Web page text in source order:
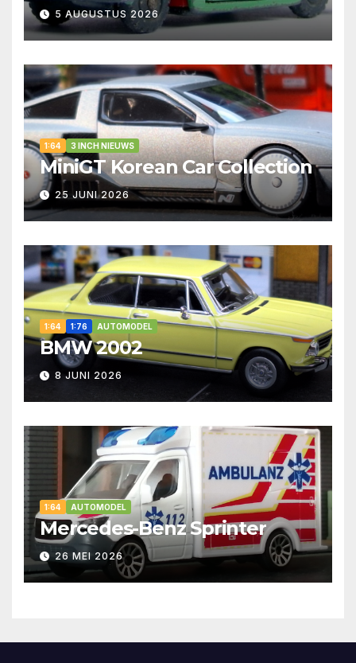
5 AUGUSTUS 2026
1:64 3 INCH NIEUWS
MiniGT Korean Car Collection
25 JUNI 2026
1:64 1:76 AUTOMODEL
BMW 2002
8 JUNI 2026
1:64 AUTOMODEL
Mercedes-Benz Sprinter
26 MEI 2026